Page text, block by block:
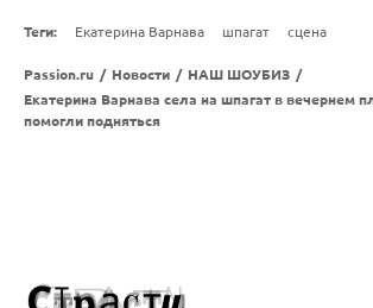
Теги: Екатерина Варнава шпагат сцена
Passion.ru / Новости / НАШ ШОУБИЗ /
Екатерина Варнава села на шпагат в вечернем
помогли подняться